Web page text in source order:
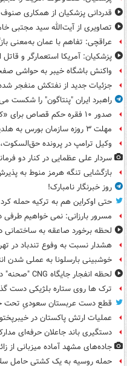
قدردانی پزشکیان از همکاری
تصاویری از آیت‌الله سید مجتبی
عراقچی: تفاهم با عمان به‌معنی
پزشکیان: آمریکا استعمارگر و
واکنش باشگاه خیبر به حواشی
جزئیات جدید از نفتکش منفجر
راهبرد ایران "پنتاگون" را شکست
صدور ۱۰ فقره حکم قصاص برای «کلثوم اکبری»
مهلت ۳ روزه سازمان بورس به هلدینگ خلیج فارس
وکیل ترامپ در پرونده
سردار علی عظمایی در کنار دو
بازگشایی تنگه هرمز منوط به
روز خبرنگار نامبارک!
حتی اوکراین هم به ترکیه حمله کرد
مسرور بارزانی: نمی خواهیم
لحظه برخورد صاعقه به ساختمانی
هشدار نسبت به وفوع تندباد در
خوشبینی بارسلونا به عملی شدن
لحظه انفجار جایگاه CNG "صحنه" در دوربین مداربسته
ترک ها روی ستاره بلژیکی دست
قطع دست عربستان سعودیِ تحت
عملیات ارتش پاکستان در خیبرپختونخوا؛ ۸ نفر
دستگیری باند جاعلان حرفه‌ای
جاده‌های مشهد آماده میزبانی از
حمله روسیه به یک کشتی حامل